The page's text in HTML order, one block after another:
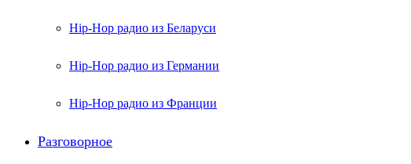
Hip-Hop радио из Беларуси
Hip-Hop радио из Германии
Hip-Hop радио из Франции
Разговорное